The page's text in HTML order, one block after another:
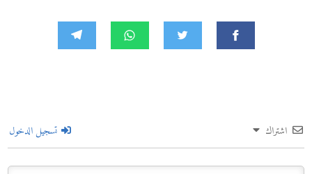
اشتراك تسجيل الدخول